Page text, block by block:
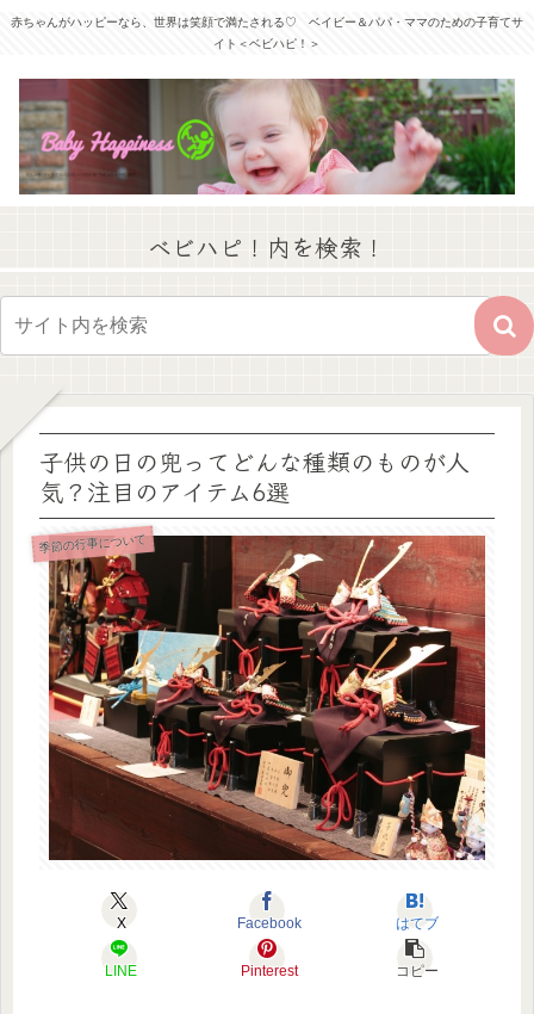
赤ちゃんがハッピーなら、世界は笑顔で満たされる♡ ベイビー＆パパ・ママのための子育てサ
イト＜ベビハピ！＞
ベビハピ！内を検索！
子供の日の兜ってどんな種類のものが人
気？注目のアイテム6選
季節の行事について
X Facebook はてブ
LINE Pinterest コピー